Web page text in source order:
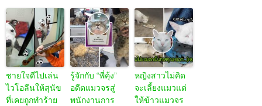
ชายใจดีไปเล่น
ไวโอลีนให้สุนัข
ที่เคยถูกทำร้าย
รู้จักกับ “พี่คุ้ง”
อดีตแมวจรสู่
พนักงานการ
หญิงสาวไม่คิด
จะเลี้ยงแมวแต่
ให้ข้าวแมวจร